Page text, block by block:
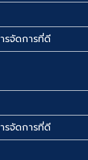
รจัดการที่ดี
รจัดการที่ดี